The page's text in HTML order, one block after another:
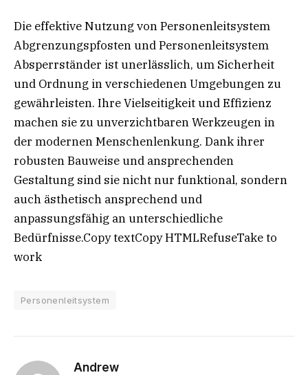
Die effektive Nutzung von Personenleitsystem
Abgrenzungspfosten und Personenleitsystem
Absperrständer ist unerlässlich, um Sicherheit
und Ordnung in verschiedenen Umgebungen zu
gewährleisten. Ihre Vielseitigkeit und Effizienz
machen sie zu unverzichtbaren Werkzeugen in
der modernen Menschenlenkung. Dank ihrer
robusten Bauweise und ansprechenden
Gestaltung sind sie nicht nur funktional, sondern
auch ästhetisch ansprechend und
anpassungsfähig an unterschiedliche
Bedürfnisse.Copy textCopy HTMLRefuseTake to
work
Personenleitsystem
Andrew